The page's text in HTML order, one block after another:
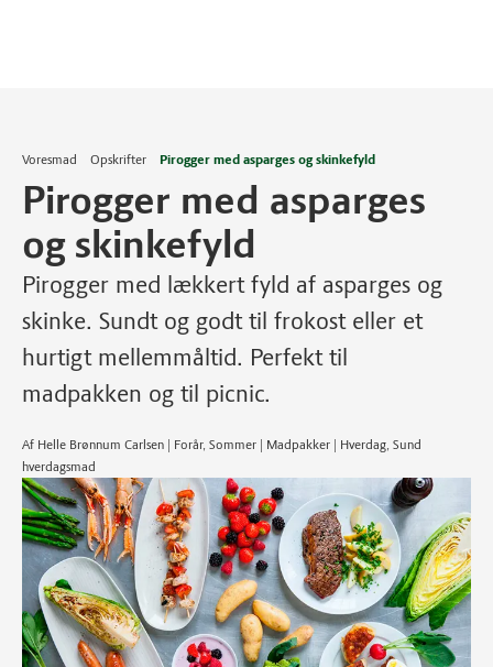
Voresmad Opskrifter Pirogger med asparges og skinkefyld
Pirogger med asparges
og skinkefyld
Pirogger med lækkert fyld af asparges og
skinke. Sundt og godt til frokost eller et
hurtigt mellemmåltid. Perfekt til
madpakken og til picnic.
Af Helle Brønnum Carlsen | Forår, Sommer | Madpakker | Hverdag, Sund
hverdagsmad